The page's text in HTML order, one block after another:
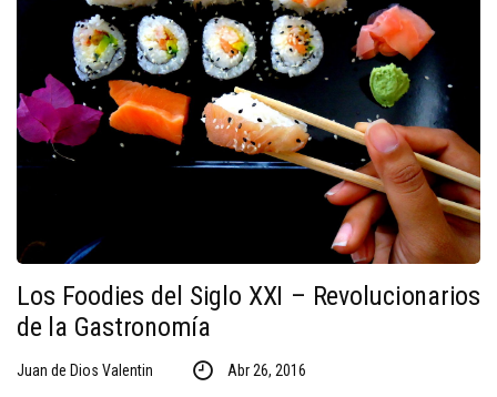
Los Foodies del Siglo XXI – Revolucionarios
de la Gastronomía
Juan de Dios Valentin Abr 26, 2016